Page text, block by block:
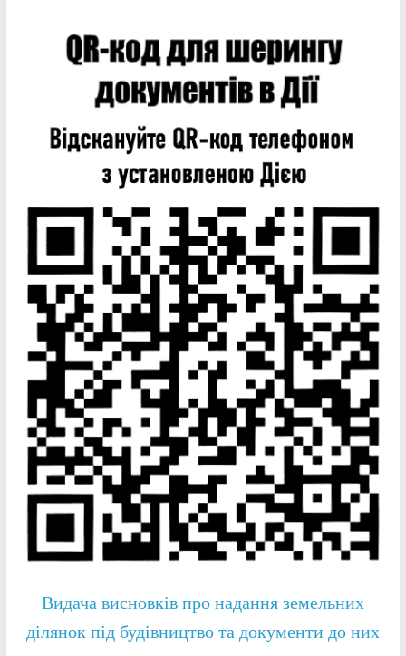
Видача висновків про надання земельних
ділянок під будівництво та документи до них